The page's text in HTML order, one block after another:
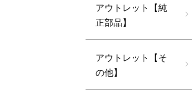
アウトレット【純
正部品】
アウトレット【そ
の他】